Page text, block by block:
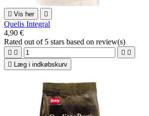
 Vis her 
Quelis Integral
4,90 €
Rated out of 5 stars based on review(s)
   

Læg i indkøbskurv